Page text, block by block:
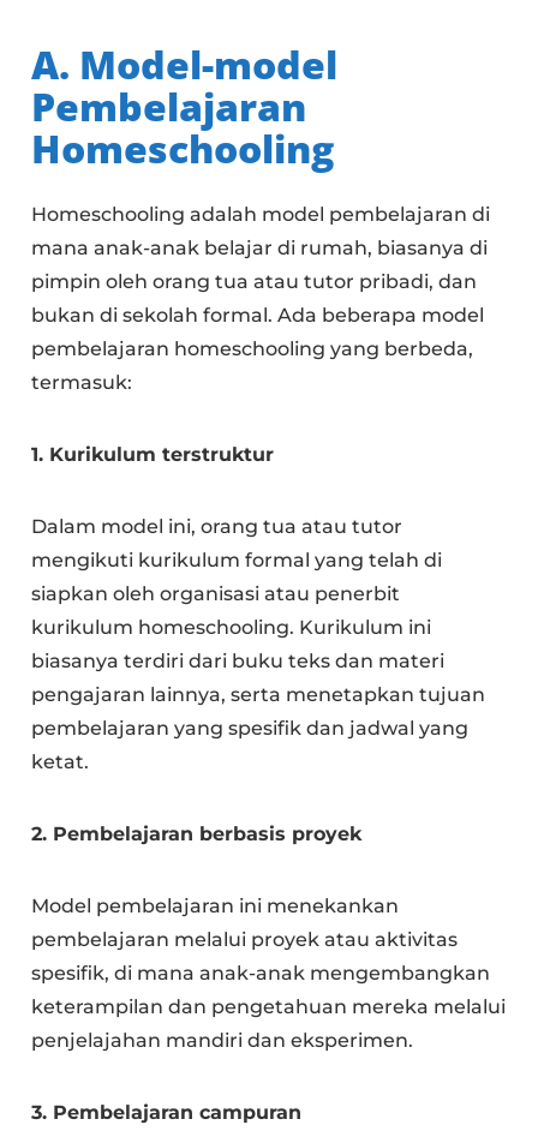
A. Model-model
Pembelajaran
Homeschooling
Homeschooling adalah model pembelajaran di
mana anak-anak belajar di rumah, biasanya di
pimpin oleh orang tua atau tutor pribadi, dan
bukan di sekolah formal. Ada beberapa model
pembelajaran homeschooling yang berbeda,
termasuk:
1. Kurikulum terstruktur
Dalam model ini, orang tua atau tutor
mengikuti kurikulum formal yang telah di
siapkan oleh organisasi atau penerbit
kurikulum homeschooling. Kurikulum ini
biasanya terdiri dari buku teks dan materi
pengajaran lainnya, serta menetapkan tujuan
pembelajaran yang spesifik dan jadwal yang
ketat.
2. Pembelajaran berbasis proyek
Model pembelajaran ini menekankan
pembelajaran melalui proyek atau aktivitas
spesifik, di mana anak-anak mengembangkan
keterampilan dan pengetahuan mereka melalui
penjelajahan mandiri dan eksperimen.
3. Pembelajaran campuran